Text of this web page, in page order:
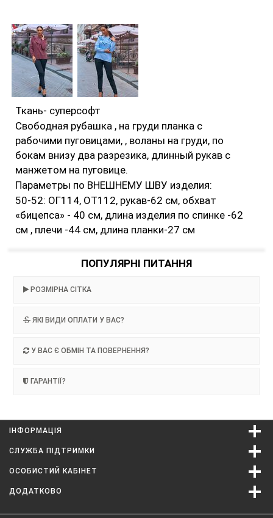
Ткань- суперсофт
Свободная рубашка , на груди планка с
рабочими пуговицами, , воланы на груди, по
бокам внизу два разрезика, длинный рукав с
манжетом на пуговице.
Параметры по ВНЕШНЕМУ ШВУ изделия:
50-52: ОГ114, ОТ112, рукав-62 см, обхват
«бицепса» - 40 см, длина изделия по спинке -62
см , плечи -44 см, длина планки-27 см
ПОПУЛЯРНІ ПИТАННЯ
РОЗМІРНА СІТКА
ЯКІ ВИДИ ОПЛАТИ У ВАС?
У ВАС Є ОБМІН ТА ПОВЕРНЕННЯ?
ГАРАНТІЇ?
ІНФОРМАЦІЯ
СЛУЖБА ПІДТРИМКИ
ОСОБИСТИЙ КАБІНЕТ
ДОДАТКОВО